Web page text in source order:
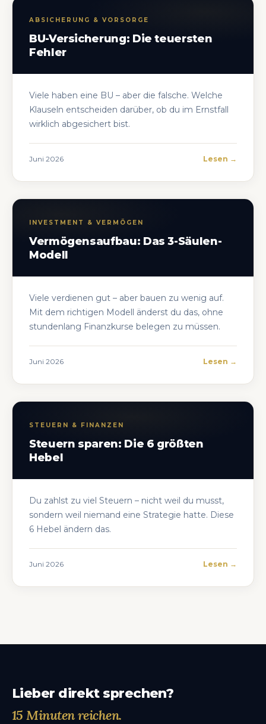
ABSICHERUNG & VORSORGE
BU-Versicherung: Die teuersten
Fehler
Viele haben eine BU – aber die falsche. Welche
Klauseln entscheiden darüber, ob du im Ernstfall
wirklich abgesichert bist.
Juni 2026 Lesen →
INVESTMENT & VERMÖGEN
Vermögensaufbau: Das 3-Säulen-
Modell
Viele verdienen gut – aber bauen zu wenig auf.
Mit dem richtigen Modell änderst du das, ohne
stundenlang Finanzkurse belegen zu müssen.
Juni 2026 Lesen →
STEUERN & FINANZEN
Steuern sparen: Die 6 größten
Hebel
Du zahlst zu viel Steuern – nicht weil du musst,
sondern weil niemand eine Strategie hatte. Diese
6 Hebel ändern das.
Juni 2026 Lesen →
Lieber direkt sprechen?
15 Minuten reichen.